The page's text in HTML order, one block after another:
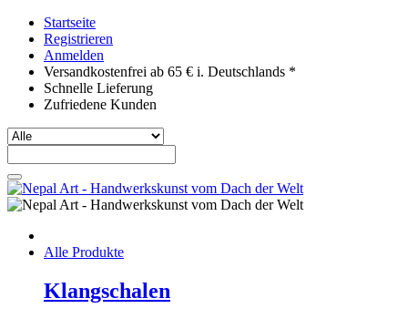
Startseite
Registrieren
Anmelden
Versandkostenfrei ab 65 € i. Deutschlands *
Schnelle Lieferung
Zufriedene Kunden
Alle Produkte
Klangschalen